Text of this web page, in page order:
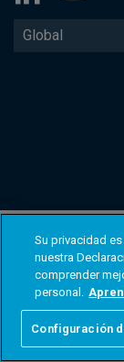
Global
Su privacidad
nuestra
comprender
personal.
Configuración